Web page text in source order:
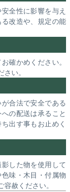
全性に影響を与え
改造や、規定の能
確かめください。
い。
合法で安全である
の配送は承ること
出す事もお止めく
した物を使用して
味・木目・付属物
赦ください。